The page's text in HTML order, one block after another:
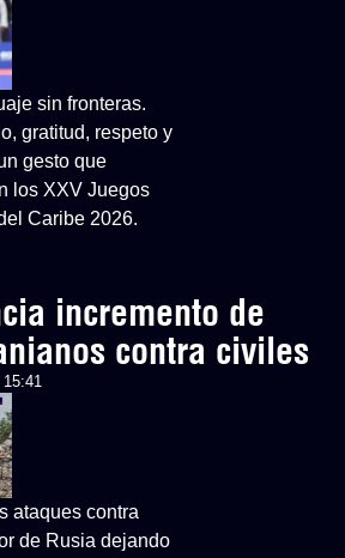
sin fronteras.
gratitud, respeto y
gesto que
los XXV Juegos
Caribe 2026.
incremento de
contra civiles
ataques contra
de Rusia dejando